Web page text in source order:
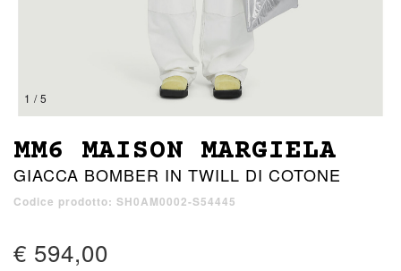
1 / 5
MM6 MAISON MARGIELA
GIACCA BOMBER IN TWILL DI COTONE
Codice prodotto: SH0AM0002-S54445
€ 594,00